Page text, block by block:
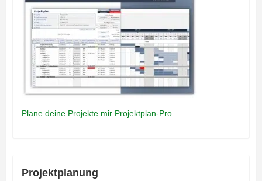
Plane deine Projekte mir Projektplan-Pro
Projektplanung